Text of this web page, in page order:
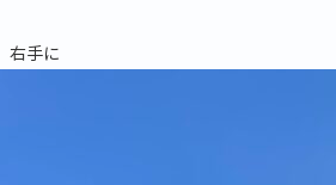
右手に